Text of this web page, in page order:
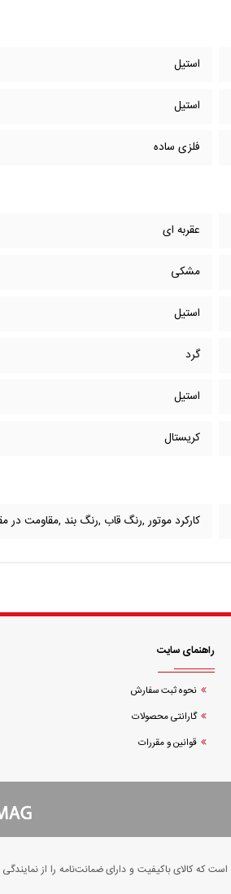
استیل
استیل
فلزی ساده
عقربه ای
مشکی
استیل
گرد
استیل
کریستال
کارکرد موتور ,رنگ قاب ,رنگ بند ,مقاومت در
راهنمای سایت
نحوه ثبت سفارش
گارانتی محصولات
قوانین و مقررات
که کالای باکیفیت و دارای ضمانت‌نامه را از